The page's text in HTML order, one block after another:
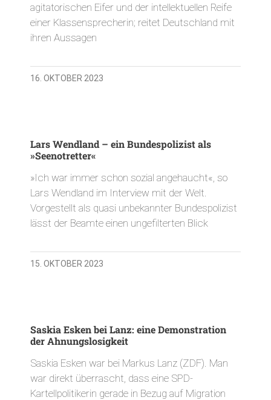
agitatorischen Eifer und der intellektuellen Reife
einer Klassensprecherin; reitet Deutschland mit
ihren Aussagen
16. OKTOBER 2023
Lars Wendland – ein Bundespolizist als
»Seenotretter«
»Ich war immer schon sozial angehaucht«, so
Lars Wendland im Interview mit der Welt.
Vorgestellt als quasi unbekannter Bundespolizist
lässt der Beamte einen ungefilterten Blick
15. OKTOBER 2023
Saskia Esken bei Lanz: eine Demonstration
der Ahnungslosigkeit
Saskia Esken war bei Markus Lanz (ZDF). Man
war direkt überrascht, dass eine SPD-
Kartellpolitikerin gerade in Bezug auf Migration